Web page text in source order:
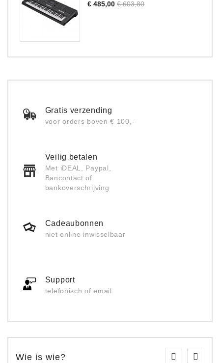
€ 485,00 Normale
€ 603,80Prijs
Gratis verzending
voor orders boven € 100,-
Veilig betalen
Met iDEAL, Paypal,
Bancontact of
bankoverschrijving
Cadeaubonnen
niet online inwisselbaar
Support
telefonisch of email
Wie is wie?